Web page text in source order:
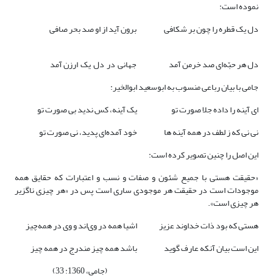
نموده است:
دل یک قطره را چون بر شکافی
برون آید از او صد بحر صافی
دل هر حبّه‌ای صد خرمن آمد
جهانی در دل یک ارزن آمد
جامی با بیان رباعی منسوب به ابوسعید ابوالخیر:
ای آینه را داده جلا صورت تو
یک آینه، کس ندید بی صورت تو
نی نی که ز لطف در همه آینه ها
خود آمده‌ای پدید، نی صورت تو
این اصل را چنین تصویر کرده است:
«حقیقت هستی با جمیع شئون و صفات و نسب و اعتبارات که حقایق همه
موجودات است در حقیقت هر موجودی ساری است پس در «هر چیزی ناگزیر
هر چیزی است».
هستی که بود ذات خداوند عزیز
اشیا همه‌ در وی‌اند و وی در همه‌چیز
این است بیان آنکه عارف گوید
باشد همه چیز مندرج در همه چیز
(جامی، 1360: 33)